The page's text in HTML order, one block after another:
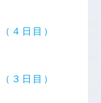
４日目）
３日目）